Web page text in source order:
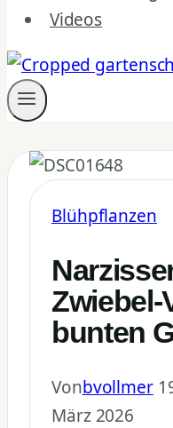
Videos
Blühpflanzen
Zwiebel-
bunten
Vonbvollmer
März 2026